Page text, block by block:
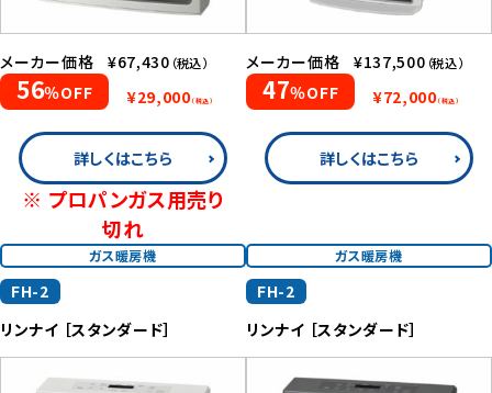
メーカー価格 ¥67,430 （税込）
56％OFF ¥29,000 （税込）
詳しくはこちら
※ プロパンガス用売り
切れ
メーカー価格 ¥137,500 （税込）
47％OFF ¥72,000 （税込）
詳しくはこちら
ガス暖房機
FH-2
リンナイ ［スタンダード］
ガス暖房機
FH-2
リンナイ ［スタンダード］